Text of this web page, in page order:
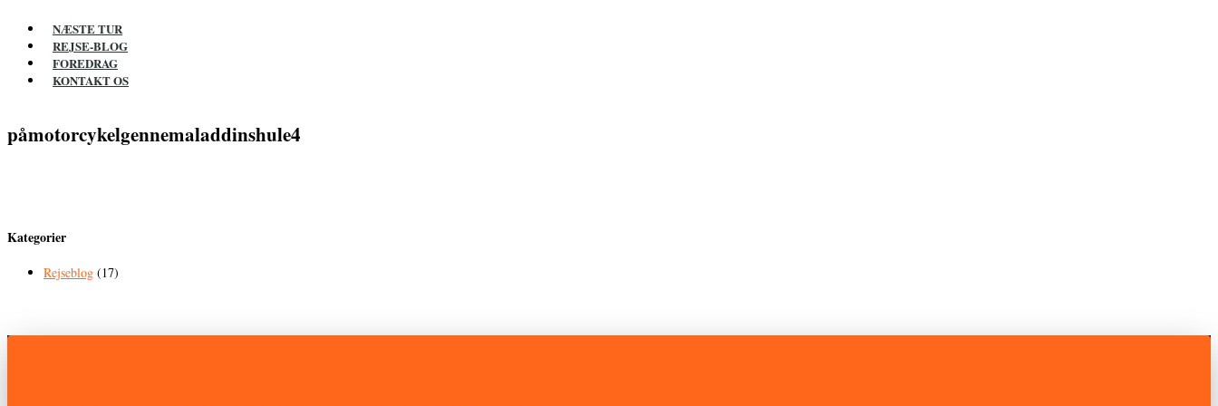
NÆSTE TUR
REJSE-BLOG
FOREDRAG
KONTAKT OS
påmotorcykelgennemaladdinshule4
Kategorier
Rejseblog (17)